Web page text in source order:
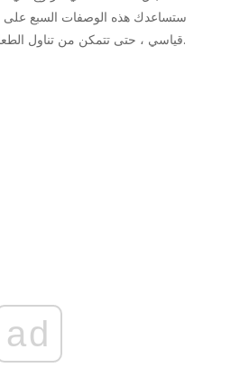
ستساعدك هذه الوصفات السبع
قياسي ، حتى تتمكن من تناول الطعام والعودة إلى جدولك المزدحم.
ad